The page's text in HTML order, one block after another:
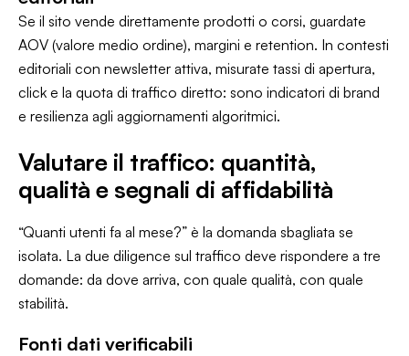
Se il sito vende direttamente prodotti o corsi, guardate
AOV (valore medio ordine), margini e retention. In contesti
editoriali con newsletter attiva, misurate tassi di apertura,
click e la quota di traffico diretto: sono indicatori di brand
e resilienza agli aggiornamenti algoritmici.
Valutare il traffico: quantità,
qualità e segnali di affidabilità
“Quanti utenti fa al mese?” è la domanda sbagliata se
isolata. La due diligence sul traffico deve rispondere a tre
domande: da dove arriva, con quale qualità, con quale
stabilità.
Fonti dati verificabili